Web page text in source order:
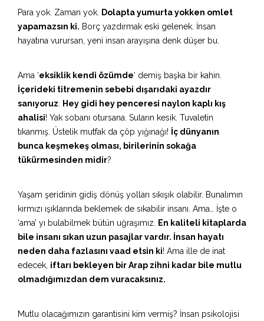
Para yok. Zaman yok.
Dolapta yumurta yokken omlet
yapamazsın ki. Borç yazdırmak eski gelenek. İnsan
hayatına vurursan, yeni insan arayışına denk düşer bu.
Ama ‘eksiklik kendi özümde‘ demiş başka bir kahin.
İçerideki titremenin sebebi dışarıdaki ayazdır
sanıyoruz
Hey gidi hey penceresi naylon kaplı kış
ahalisi! Yak sobanı otursana. Suların kesik. Tuvaletin
tıkanmış. Üstelik mutfak da çöp yığınağı! İç dünyanın
bunca keşmekeş olması, birilerinin sokağa
tükürmesinden midir?
Yaşam şeridinin gidiş dönüş yolları sıkışık olabilir. Bunalımın
kırmızı ışıklarında beklemek de sıkabilir insanı. Ama… İşte o
‘ama’ yı bulabilmek bütün uğraşımız.
En kaliteli kitaplarda
bile insanı sıkan uzun pasajlar vardır. İnsan hayatı
neden daha fazlasını vaad etsin ki! Ama ille de inat
edecek, iftarı bekleyen bir Arap zihni kadar bile mutlu
olmadığımızdan dem vuracaksınız.
Mutlu olacağımızın garantisini kim vermiş? İnsan psikolojisi